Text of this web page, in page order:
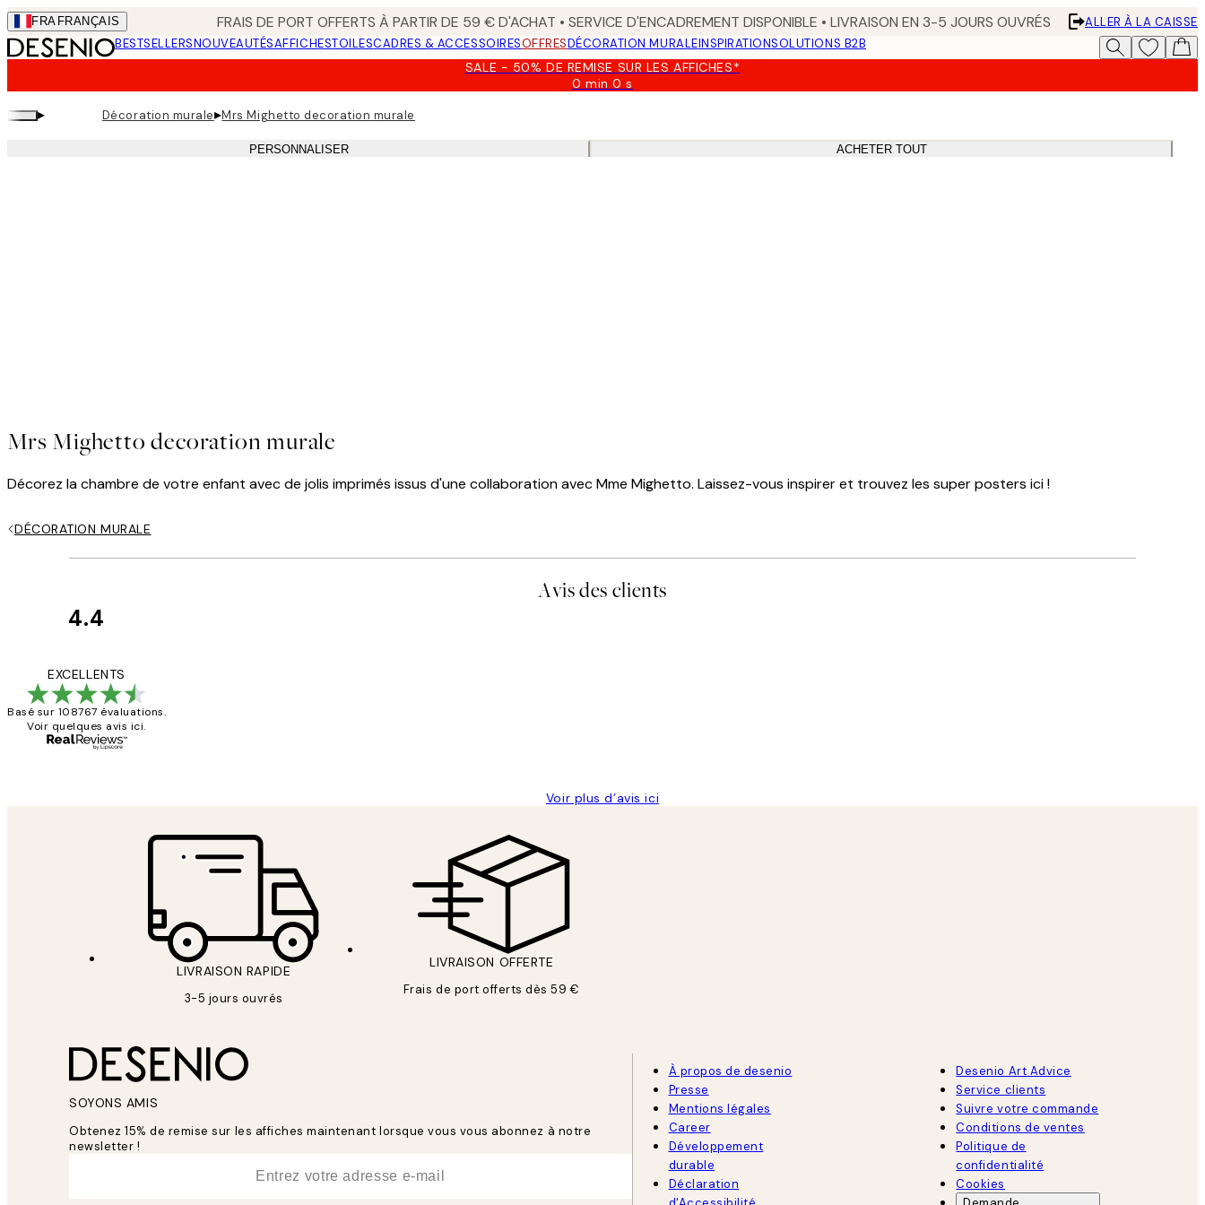
Skip
to
main
FRA FRANÇAIS FRAIS DE PORT OFFERTS À PARTIR DE 59 € D'ACHAT • SERVICE D'ENCADREMENT DISPONIBLE • LIVRAISON EN 3-5 JOURS OUVRÉS
ALLER À LA CAISSE
BESTSELLERSNOUVEAUTÉSAFFICHESTOILESCADRES & ACCESSOIRESOFFRESDÉCORATION MURALEINSPIRATIONSOLUTIONS B2B
SALE - 50% DE REMISE SUR LES AFFICHES*
0 min0 s
Valable
2026-
▸ Décoration murale▸Mrs Mighetto decoration murale
PERSONNALISER ACHETER TOUT
Mrs Mighetto decoration murale
Décorez la chambre de votre enfant avec de jolis imprimés issus d'une collaboration avec Mme Mighetto. Laissez-vous inspirer et trouvez les super posters ici !
DÉCORATION MURALE
Avis des clients
4.4
EXCELLENTS
Basé sur 108767 évaluations.
Voir quelques avis ici.
Voir plus d’avis ici
LIVRAISON RAPIDE
3-5 jours ouvrés
LIVRAISON OFFERTE
Frais de port offerts dès 59 €
SOYONS AMIS
Obtenez 15% de remise sur les affiches maintenant lorsque vous vous abonnez à notre
newsletter !
À propos de desenio
Presse
Mentions légales
Career
Développement
durable
Déclaration
Desenio Art Advice
Service clients
Suivre votre commande
Conditions de ventes
Politique de
confidentialité
Cookies